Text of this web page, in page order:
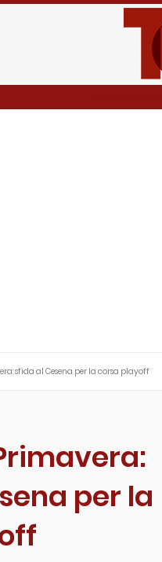
sfida al Cesena per la corsa playoff
per la